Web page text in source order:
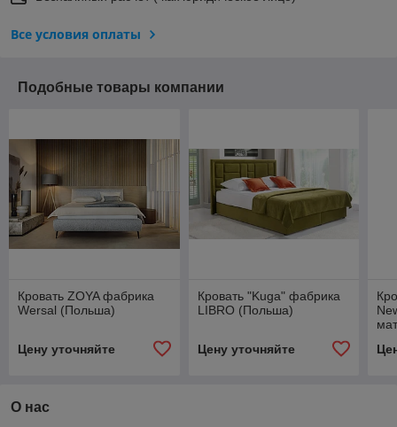
Все условия оплаты
Подобные товары компании
Кровать ZOYA фабрика
Wersal (Польша)
Цену уточняйте
Кровать "Kuga" фабрика
LIBRO (Польша)
Цену уточняйте
О нас